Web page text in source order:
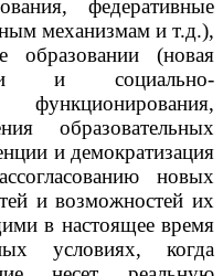
федеративные
механизмам и т.д.),
(новая
и социально-
образовательных
и демократизация
новых
и возможностей их
в настоящее время
условиях, когда